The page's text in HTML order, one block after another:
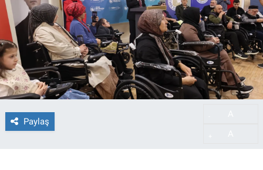
Paylaş
Künye
Son Dakika Haberleri
Haber Arşivi